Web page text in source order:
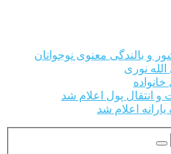
و بالندگی معنوی نوجوانان
نوری
انتقال پول اعلام شد
اعلام شد